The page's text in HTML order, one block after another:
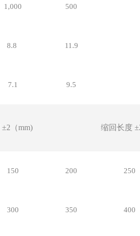
1,000 500
8.8 11.9
7.1 9.5
±2（mm) 缩回长度
150 200 250
300 350 400